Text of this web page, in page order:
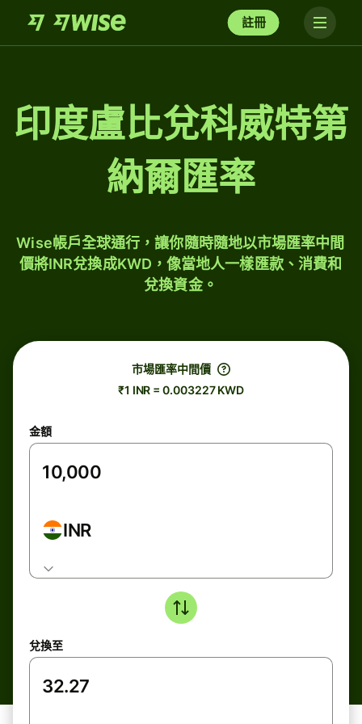
註冊
印度盧比兌科威特第
納爾匯率
Wise帳戶全球通行，讓你隨時隨地以市場匯率中間
價將INR兌換成KWD，像當地人一樣匯款、消費和
兌換資金。
市場匯率中間價
₹1 INR = 0.003227 KWD
金額
INR
兌換至